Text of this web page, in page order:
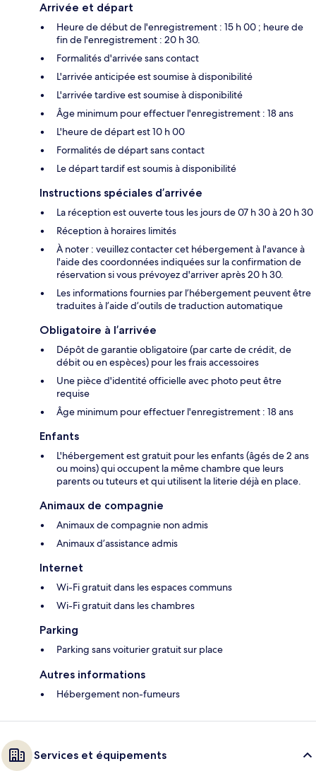
Arrivée et départ
Heure de début de l'enregistrement : 15 h 00 ; heure de
fin de l'enregistrement : 20 h 30.
Formalités d'arrivée sans contact
L'arrivée anticipée est soumise à disponibilité
L'arrivée tardive est soumise à disponibilité
Âge minimum pour effectuer l'enregistrement : 18 ans
L'heure de départ est 10 h 00
Formalités de départ sans contact
Le départ tardif est soumis à disponibilité
Instructions spéciales d’arrivée
La réception est ouverte tous les jours de 07 h 30 à 20 h 30
Réception à horaires limités
À noter : veuillez contacter cet hébergement à l'avance à
l'aide des coordonnées indiquées sur la confirmation de
réservation si vous prévoyez d'arriver après 20 h 30.
Les informations fournies par l’hébergement peuvent être
traduites à l’aide d’outils de traduction automatique
Obligatoire à l’arrivée
Dépôt de garantie obligatoire (par carte de crédit, de
débit ou en espèces) pour les frais accessoires
Une pièce d'identité officielle avec photo peut être
requise
Âge minimum pour effectuer l'enregistrement : 18 ans
Enfants
L'hébergement est gratuit pour les enfants (âgés de 2 ans
ou moins) qui occupent la même chambre que leurs
parents ou tuteurs et qui utilisent la literie déjà en place.
Animaux de compagnie
Animaux de compagnie non admis
Animaux d’assistance admis
Internet
Wi-Fi gratuit dans les espaces communs
Wi-Fi gratuit dans les chambres
Parking
Parking sans voiturier gratuit sur place
Autres informations
Hébergement non-fumeurs
Services et équipements